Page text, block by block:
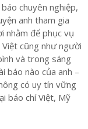
chuyên nghiệp,
anh tham gia
nhằm để phục vụ
cũng như người
và trong sáng
báo nào của anh –
có uy tín vững
báo chí Việt, Mỹ